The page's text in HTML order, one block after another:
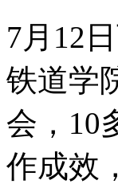
7月12
铁道学
会，10
作成效